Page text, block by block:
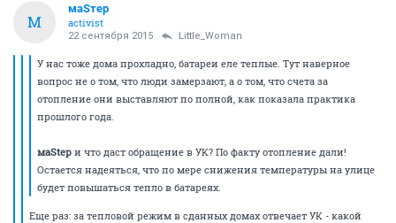
М
маSтер
activist
22 сентября 2015 Little_Woman
У нас тоже дома прохладно, батареи еле теплые. Тут наверное
вопрос не о том, что люди замерзают, а о том, что счета за
отопление они выставляют по полной, как показала практика
прошлого года.
маStep и что даст обращение в УК? По факту отопление дали!
Остается надеяться, что по мере снижения температуры на улице
будет повышаться тепло в батареях.
Еще раз: за тепловой режим в сданных домах отвечает УК - какой